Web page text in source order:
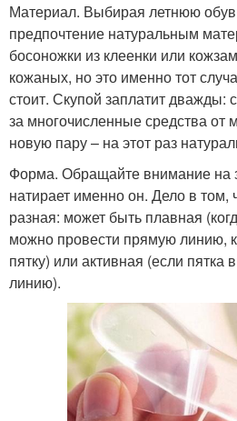
Материал. Выбирая летнюю
предпочтение натуральным
босоножки из клеенки или
кожаных, но это именно тот
стоит. Скупой заплатит дважды:
за многочисленные средства от
новую пару – на этот раз
Форма. Обращайте внимание на
натирает именно он. Дело в том,
разная: может быть плавная
можно провести прямую линию,
пятку) или активная (если пятка
линию).